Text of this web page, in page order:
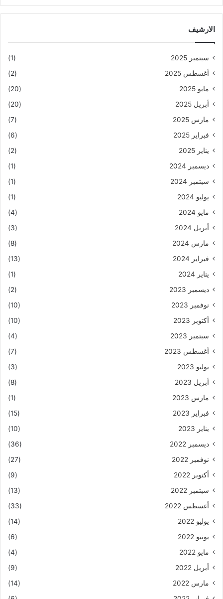
الارشيف
سبتمبر 2025
(1)
أغسطس 2025
(2)
مايو 2025
(20)
أبريل 2025
(20)
مارس 2025
(7)
فبراير 2025
(6)
يناير 2025
(2)
ديسمبر 2024
(1)
سبتمبر 2024
(1)
يوليو 2024
(1)
مايو 2024
(4)
أبريل 2024
(3)
مارس 2024
(8)
فبراير 2024
(13)
يناير 2024
(1)
ديسمبر 2023
(2)
نوفمبر 2023
(10)
أكتوبر 2023
(10)
سبتمبر 2023
(4)
أغسطس 2023
(7)
يوليو 2023
(3)
أبريل 2023
(8)
مارس 2023
(1)
فبراير 2023
(15)
يناير 2023
(10)
ديسمبر 2022
(36)
نوفمبر 2022
(27)
أكتوبر 2022
(9)
سبتمبر 2022
(13)
أغسطس 2022
(33)
يوليو 2022
(14)
يونيو 2022
(6)
مايو 2022
(4)
أبريل 2022
(9)
مارس 2022
(14)